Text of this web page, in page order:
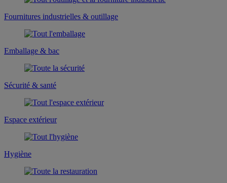
Fournitures industrielles & outillage
Emballage & bac
Sécurité & santé
Espace extérieur
Hygiène